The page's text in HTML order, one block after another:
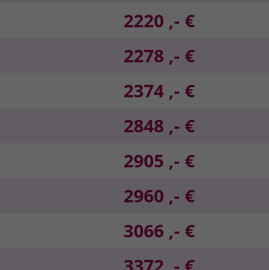
2220 ,- €
2278 ,- €
2374 ,- €
2848 ,- €
2905 ,- €
2960 ,- €
3066 ,- €